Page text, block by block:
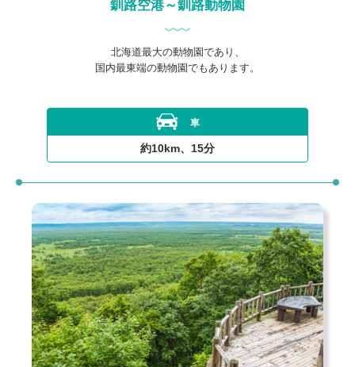
釧路空港～釧路動物園
北海道最大の動物園であり、
国内最東端の動物園でもあります。
車
約10km、15分